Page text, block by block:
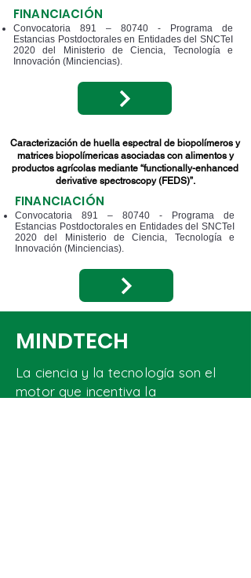
FINANCIACIÓN
Convocatoria 891 – 80740 - Programa de
Estancias Postdoctorales en Entidades del SNCTeI
2020 del Ministerio de Ciencia, Tecnología e
Innovación (Minciencias).
Caracterización de huella espectral de biopolímeros y
matrices biopolímericas asociadas con alimentos y
productos agrícolas mediante “functionally-enhanced
derivative spectroscopy (FEDS)”.
FINANCIACIÓN
Convocatoria 891 – 80740 - Programa de
Estancias Postdoctorales en Entidades del SNCTeI
2020 del Ministerio de Ciencia, Tecnología e
Innovación (Minciencias).
MINDTECH
La ciencia y la tecnología son el
motor que incentiva la